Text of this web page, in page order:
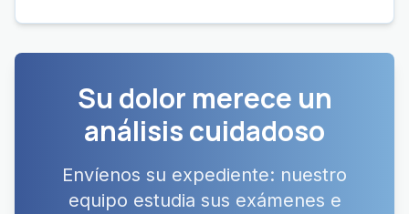
Su dolor merece un
análisis cuidadoso
Envíenos su expediente: nuestro
equipo estudia sus exámenes e